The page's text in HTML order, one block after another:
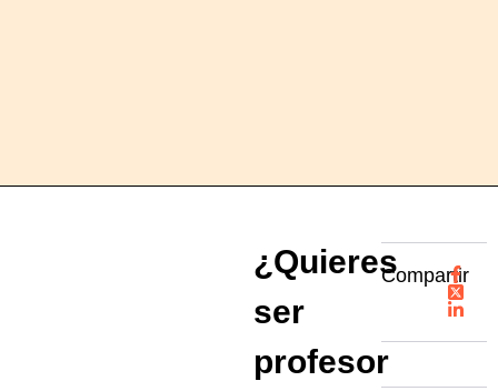
¿Quieres
ser
profesor
Compartir